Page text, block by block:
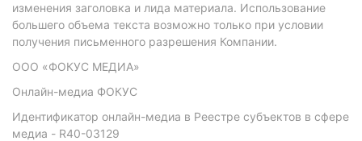
изменения заголовка и лида материала. Использование
большего объема текста возможно только при условии
получения письменного разрешения Компании.
ООО «ФОКУС МЕДИА»
Онлайн-медиа ФОКУС
Идентификатор онлайн-медиа в Реестре субъектов в сфере
медиа - R40-03129